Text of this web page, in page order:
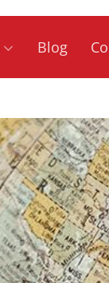
Blog